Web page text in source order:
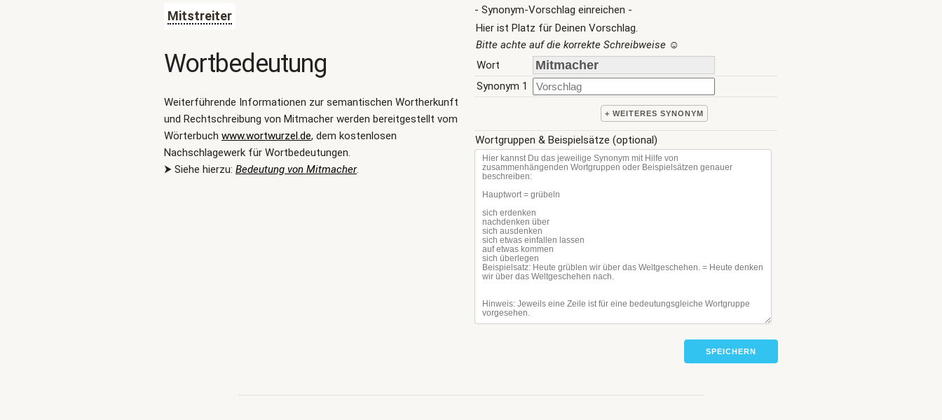
Mitstreiter
Wortbedeutung
Weiterführende Informationen zur semantischen Wortherkunft
und Rechtschreibung von Mitmacher werden bereitgestellt vom
Wörterbuch www.wortwurzel.de, dem kostenlosen
Nachschlagewerk für Wortbedeutungen.
⮞ Siehe hierzu: Bedeutung von Mitmacher.
- Synonym-Vorschlag einreichen -
Hier ist Platz für Deinen Vorschlag.
Bitte achte auf die korrekte Schreibweise☺
Wort
Synonym 1
+ WEITERES SYNONYM
Wortgruppen & Beispielsätze (optional)
SPEICHERN